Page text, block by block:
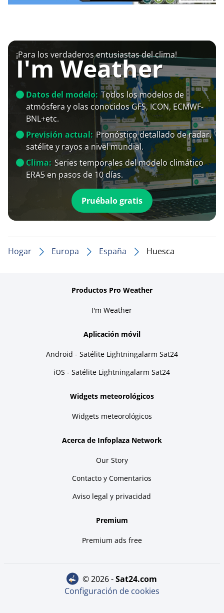
¡Para los verdaderos entusiastas del clima!
I'm Weather
Datos del modelo: Todos los modelos de
atmósfera y olas conocidos GFS, ICON, ECMWF-
BNL+etc.
Previsión actual: Pronóstico detallado de radar,
satélite y rayos a nivel mundial.
Clima: Series temporales del modelo climático
ERA5 en pasos de 10 días.
Pruébalo gratis
Hogar Europa España Huesca
Productos Pro Weather
I'm Weather
Aplicación móvil
Android - Satélite Lightningalarm Sat24
iOS - Satélite Lightningalarm Sat24
Widgets meteorológicos
Widgets meteorológicos
Acerca de Infoplaza Network
Our Story
Contacto y Comentarios
Aviso legal y privacidad
Premium
Premium ads free
© 2026 - sat24.com
Configuración de cookies